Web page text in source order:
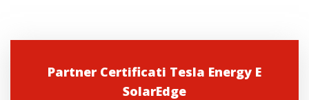
Partner Certificati Tesla Energy E
SolarEdge